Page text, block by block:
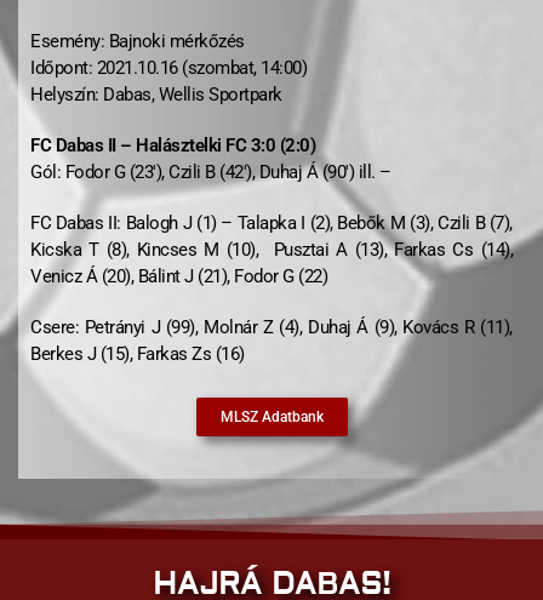
Esemény: Bajnoki mérkőzés
Időpont: 2021.10.16 (szombat, 14:00)
Helyszín: Dabas, Wellis Sportpark
FC Dabas II – Halásztelki FC 3:0 (2:0)
Gól: Fodor G (23′), Czili B (42′), Duhaj Á (90′) ill. –
FC Dabas II: Balogh J (1) – Talapka I (2), Bebők M (3), Czili B (7),
Kicska T (8), Kincses M (10), Pusztai A (13), Farkas Cs (14),
Venicz Á (20), Bálint J (21), Fodor G (22)
Csere: Petrányi J (99), Molnár Z (4), Duhaj Á (9), Kovács R (11),
Berkes J (15), Farkas Zs (16)
MLSZ Adatbank
HAJRÁ DABAS!